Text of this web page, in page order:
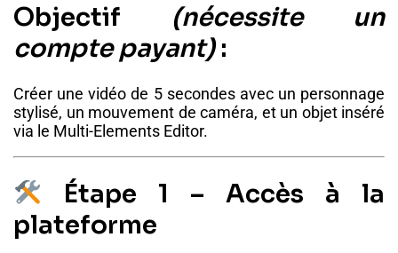
Objectif (nécessite un
compte payant):
Créer une vidéo de 5 secondes avec un personnage
stylisé, un mouvement de caméra, et un objet inséré
via le Multi-Elements Editor.
Étape 1 – Accès à la
plateforme